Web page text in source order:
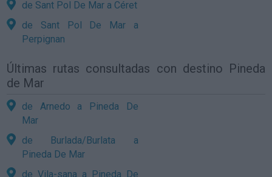
de Sant Pol De Mar a Céret
de Sant Pol De Mar a
Perpignan
Últimas rutas consultadas con destino Pineda
de Mar
de Arnedo a Pineda De
Mar
de Burlada/Burlata a
Pineda De Mar
de Vila-sana a Pineda De